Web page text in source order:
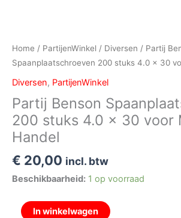
Home / PartijenWinkel / Diversen / Partij
Spaanplaatschroeven 200 stuks 4.0 x 30
Diversen, PartijenWinkel
Partij Benson
200 stuks 4.0 x 30 voor
Handel
€ 20,00 incl. btw
Beschikbaarheid: 1 op voorraad
In winkelwagen